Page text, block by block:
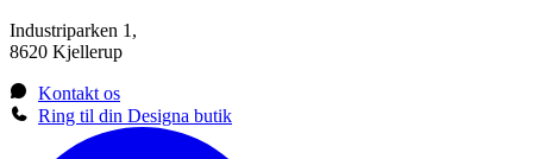
Industriparken 1,
8620 Kjellerup
Kontakt os
Ring til din Designa butik